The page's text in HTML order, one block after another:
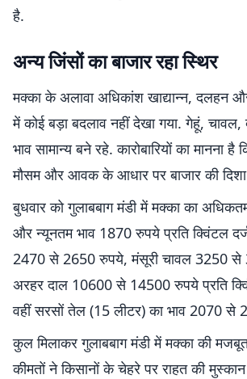
है.
अन्य जिंसों का बाजार रहा स्थिर
मक्का के अलावा अधिकांश खाद्यान्न, दलहन
में कोई बड़ा बदलाव नहीं देखा गया. गेहूं,
भाव सामान्य बने रहे. कारोबारियों का मानना
मौसम और आवक के आधार पर बाजार की दिशा
बुधवार को गुलाबबाग मंडी में मक्का का
और न्यूनतम भाव 1870 रुपये प्रति क्विंटल
2470 से 2650 रुपये, मंसूरी चावल 3250
अरहर दाल 10600 से 14500 रुपये प्रति
वहीं सरसों तेल (15 लीटर) का भाव 2070 से
कुल मिलाकर गुलाबबाग मंडी में मक्का की
कीमतों ने किसानों के चेहरे पर राहत की